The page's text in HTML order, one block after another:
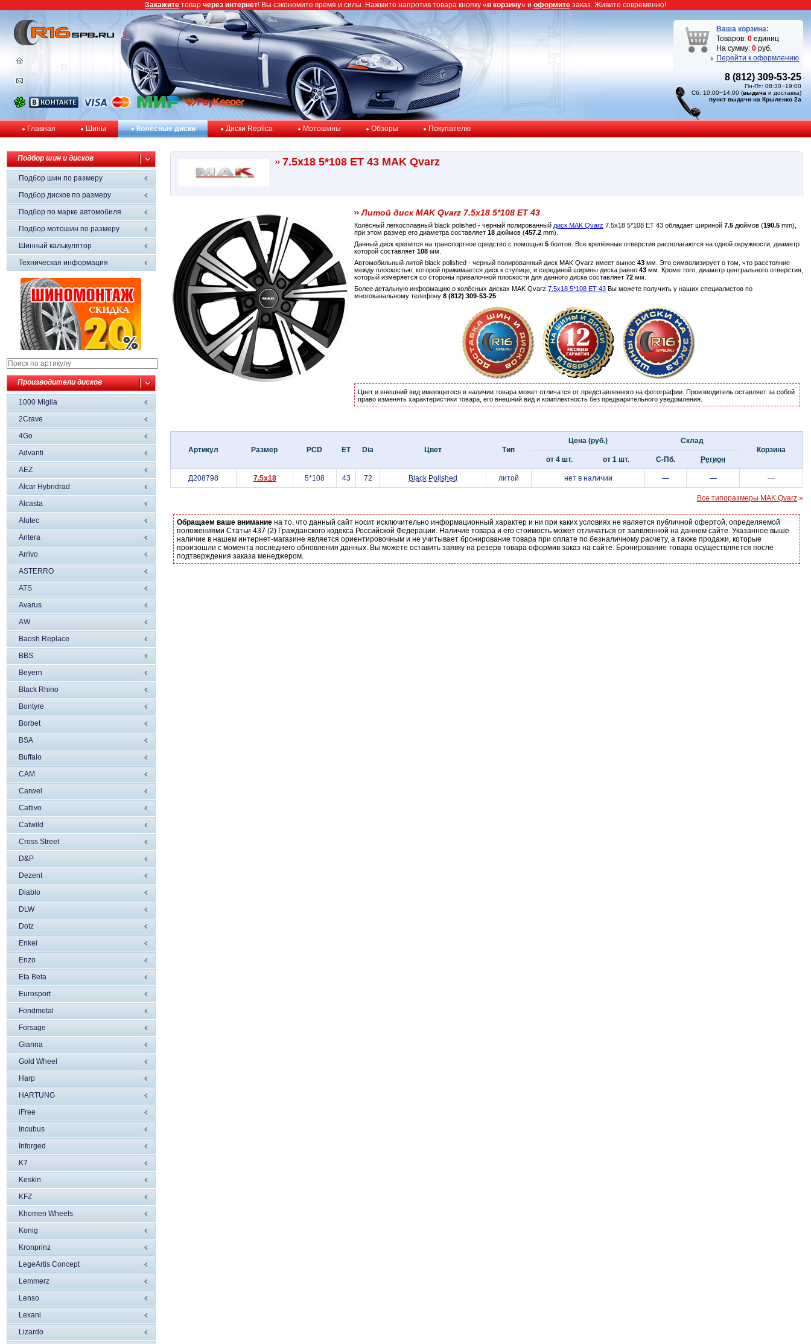
Ваша корзина:
Товаров: 0 единиц
На сумму: 0 руб.
Перейти к оформлению
8 (812) 309-53-25
Пн-Пт: 08:30−19:00
Сб: 10:00−14:00 (выдача и доставка)
пункт выдачи на Крыленко 2а
Главная Шины Колёсные диски Диски Replica Мотошины Обзоры Покупателю
Подбор шин и дисков
Подбор шин по размеру
Подбор дисков по размеру
Подбор по марке автомобиля
Подбор мотошин по размеру
Шинный калькулятор
Техническая информация
Производители дисков
1000 Miglia
2Crave
4Go
Advanti
AEZ
Alcar Hybridrad
Alcasta
Alutec
Antera
Arrivo
ASTERRO
ATS
Avarus
AW
Baosh Replace
BBS
Beyern
Black Rhino
Bontyre
Borbet
BSA
Buffalo
CAM
Carwel
Cattivo
Catwild
Cross Street
D&P
Dezent
Diablo
DLW
Dotz
Enkei
Enzo
Eta Beta
Eurosport
Fondmetal
Forsage
Gianna
Gold Wheel
Harp
HARTUNG
iFree
Incubus
Inforged
K7
Keskin
KFZ
Khomen Wheels
Konig
Kronprinz
LegeArtis Concept
Lemmerz
Lenso
Lexani
Lizardo
7.5x18 5*108 ET 43 MAK Qvarz
Литой диск MAK Qvarz 7.5x18 5*108 ET 43
Колёсный легкосплавный black polished - черный полированный диск MAK Qvarz 7.5x18 5*108 ET 43 обладает шириной 7.5 дюймов (190.5 mm),
при этом размер его диаметра составляет 18 дюймов (457.2 mm).
Данный диск крепится на транспортное средство с помощью 5 болтов. Все крепёжные отверстия располагаются на одной окружности, диаметр
которой составляет 108 мм.
Автомобильный литой black polished - черный полированный диск MAK Qvarz имеет вынос 43 мм. Это символизирует о том, что расстояние
между плоскостью, которой прижимается диск к ступице, и серединой ширины диска равно 43 мм. Кроме того, диаметр центрального отверстия,
который измеряется со стороны привалочной плоскости для данного диска составляет 72 мм.
Более детальную информацию о колёсных дисках MAK Qvarz 7.5x18 5*108 ET 43 Вы можете получить у наших специалистов по
многоканальному телефону 8 (812) 309-53-25
Цвет и внешний вид имеющегося в наличии товара может отличатся от представленного на фотографии. Производитель оставляет за собой
право изменять характеристики товара, его внешний вид и комплектность без предварительного уведомления.
Артикул Размер PCD ET Dia Цвет Тип
Цена (руб.)
Склад
Корзина
от 4 шт.
от 1 шт. С-Пб. Регион
Д208798 7.5x18 5*108 43 72 Black Polished литой нет в наличии — — —
Все типоразмеры MAK Qvarz »
Обращаем ваше внимание на то, что данный сайт носит исключительно информационный характер и ни при каких условиях не является публичной офертой, определяемой
положениями Статьи 437 (2) Гражданского кодекса Российской Федерации. Наличие товара и его стоимость может отличаться от заявленной на данном сайте. Указанное выше
наличие в нашем интернет-магазине является ориентировочным и не учитывает бронирование товара при оплате по безналичному расчету, а также продажи, которые
произошли с момента последнего обновления данных. Вы можете оставить заявку на резерв товара оформив заказ на сайте. Бронирование товара осуществляется после
подтверждения заказа менеджером.
Закажите товар через интернет! Вы сэкономите время и силы. Нажмите напротив товара кнопку «в корзину» и оформите заказ. Живите современно!